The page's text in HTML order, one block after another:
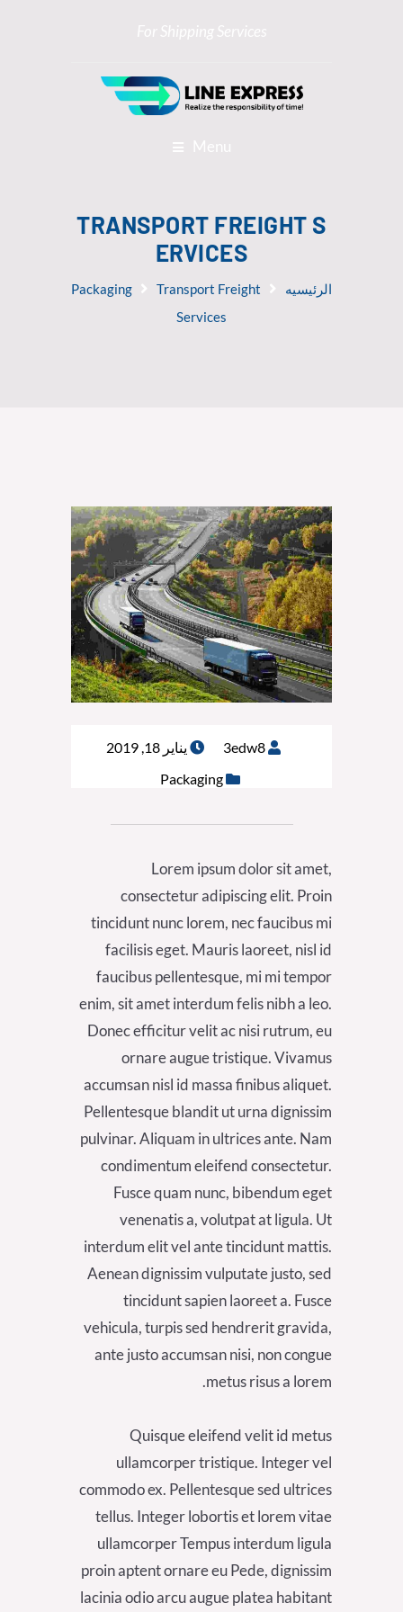
For Shipping Services
Menu
TRANSPORT FREIGHT S
ERVICES
الرئيسيه Packaging
Transport Freight
Services
3edw8
يناير 18, 2019
Packaging
Lorem ipsum dolor sit amet,
consectetur adipiscing elit. Proin
tincidunt nunc lorem, nec faucibus mi
facilisis eget. Mauris laoreet, nisl id
faucibus pellentesque, mi mi tempor
enim, sit amet interdum felis nibh a leo.
Donec efficitur velit ac nisi rutrum, eu
ornare augue tristique. Vivamus
accumsan nisl id massa finibus aliquet.
Pellentesque blandit ut urna dignissim
pulvinar. Aliquam in ultrices ante. Nam
condimentum eleifend consectetur.
Fusce quam nunc, bibendum eget
venenatis a, volutpat at ligula. Ut
interdum elit vel ante tincidunt mattis.
Aenean dignissim vulputate justo, sed
tincidunt sapien laoreet a. Fusce
vehicula, turpis sed hendrerit gravida,
ante justo accumsan nisi, non congue
metus risus a lorem.
Quisque eleifend velit id metus
ullamcorper tristique. Integer vel
commodo ex. Pellentesque sed ultrices
tellus. Integer lobortis et lorem vitae
ullamcorper Tempus interdum ligula
proin aptent ornare eu Pede, dignissim
lacinia odio arcu augue platea habitant